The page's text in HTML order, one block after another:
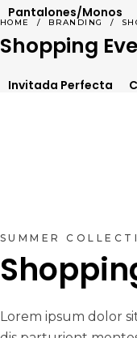
Pantalones/Monos
Invitada Perfecta
HOME / BRANDING /
Shopping
SUMMER
Lorem ipsum dolor